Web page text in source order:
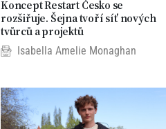
Koncept Restart Česko se
rozšiřuje. Šejna tvoří síť nových
tvůrců a projektů
Isabella Amelie Monaghan